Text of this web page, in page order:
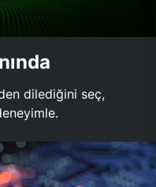
dilediğini seç,